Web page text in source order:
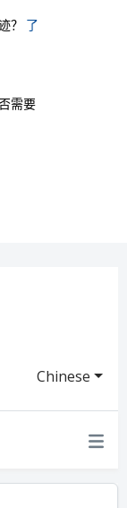
？
了
需要
Chinese